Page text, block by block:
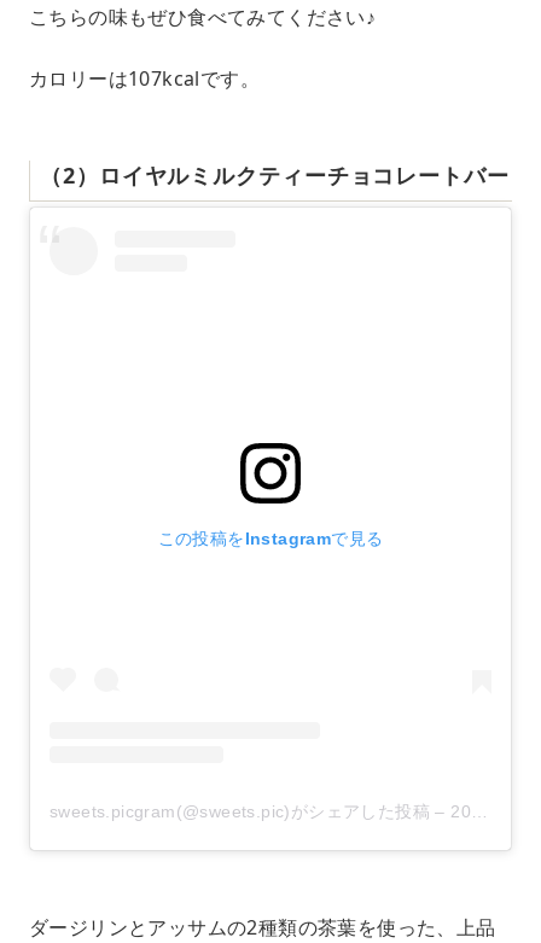
こちらの味もぜひ食べてみてください♪
カロリーは107kcalです。
（2）ロイヤルミルクティーチョコレートバー
この投稿をInstagramで見る
sweets.picgram(@sweets.pic)がシェアした投稿 – 2020年 5月月18日午前6時08分PDT
ダージリンとアッサムの2種類の茶葉を使った、上品